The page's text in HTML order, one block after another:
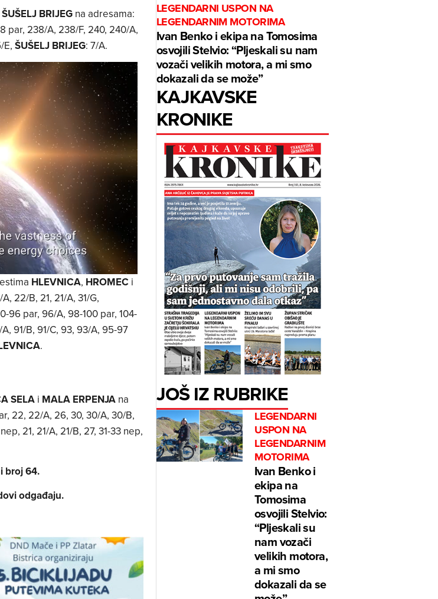
ŠUŠELJ BRIJEGna adresama:
par, 238/A, 238/F, 240, 240/A,
E, ŠUŠELJ BRIJEG: 7/A.
HLEVNICA, HROMECi
22/B, 21, 21/A, 31/G,
96 par, 96/A, 98-100 par, 104-
91/B, 91/C, 93, 93/A, 95-97
.
SELAi MALA ERPENJAna
22, 22/A, 26, 30, 30/A, 30/B,
21, 21/A, 21/B, 27, 31-33 nep,
broj 64.
odgađaju.
LEGENDARNI USPON NA
LEGENDARNIM MOTORIMA
Ivan Benko i ekipa na Tomosima
osvojili Stelvio: “Pljeskali su nam
vozači velikih motora, a mi smo
dokazali da se može”
KAJKAVSKE
KRONIKE
JOŠ IZ RUBRIKE
LEGENDARNI
USPON NA
LEGENDARNIM
MOTORIMA
Ivan Benko i
ekipa na
Tomosima
osvojili Stelvio:
“Pljeskali su
nam vozači
velikih motora,
a mi smo
dokazali da se